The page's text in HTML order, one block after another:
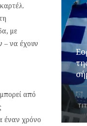
με
– να έχουν
από
έναν χρόνο